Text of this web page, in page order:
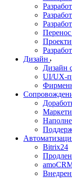
Перенос
Дизайн
Дизайн
UI/UX-
Bitrix24